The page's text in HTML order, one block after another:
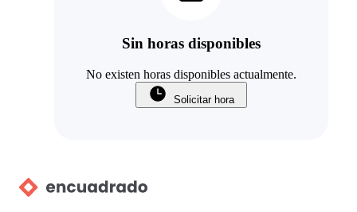
Sin horas disponibles
No existen horas disponibles actualmente.
Solicitar hora